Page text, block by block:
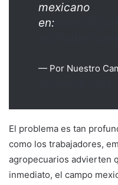
mexicano
en:
— Por Nuestro
El problema es tan
como los trabajadores,
agropecuarios advierten
inmediato, el campo